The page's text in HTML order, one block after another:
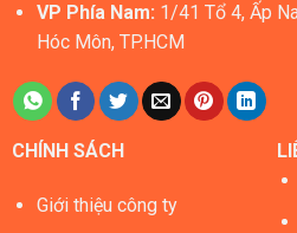
VP Phía Nam: 1/41 Tổ 4, Ấp
Hóc Môn, TP.HCM
CHÍNH SÁCH
Giới thiệu công ty